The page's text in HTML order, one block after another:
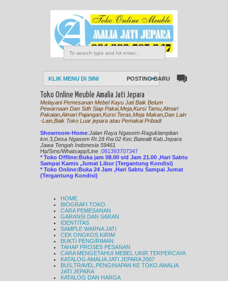
KLIK MENU DI SINI POSTING BARU
Toko Online Meuble Amalia Jati Jepara
Melayani Pemesanan Mebel Kayu Jati Baik Belum
Pewarnaan Dan Sdh Siap Pakai,Meja,Kursi Tamu,Almari
Pakaian,Almari Pajangan,Kursi Teras,Meja Makan,Dan Lain
-Lain,Baik Toko Luar jepara atau Pemakai Pribadi
Showroom-Home:Jalan Raya Ngasem-Raguklampitan
km.3,Desa Ngasem Rt.18 Rw.02 Kec.Batealit Kab.Jepara
Jawa Tengah Indonesia 59461
Hp/Sms/Whatsapp/Line :081393707347
* Toko Offline:Buka jam 08.00 s/d Jam 21.00 ,Hari Sabtu
Sampai Kamis ,Jumat Libur (Tergantung Kondisi)
* Toko Online:Buka 24 Jam ,Hari Sabtu Sampai Jumat
(Tergantung Kondisi)
HOME
BIOGRAFI TOKO
CARA PEMESANAN
GARANSI DAN SARAN
IDENTITAS
SAMPLE WARNA JATI
CEK ONGKOS KIRIM
BUKTI PENGIRIMAN
TAHAP PROSES PESANAN
CARA MENGETAHUI MEBEL UKIR TERPERCAYA
KATALOG AMALIA JATI JEPARA 2007
BUS,TRAVEL,PENGINAPAN KE TOKO AMALIA
JATI JEPARA
KATALOG DAN HARGA